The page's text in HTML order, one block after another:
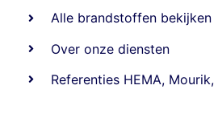
Alle brandstoffen bekijken
Over onze diensten
Referenties HEMA, Mourik,